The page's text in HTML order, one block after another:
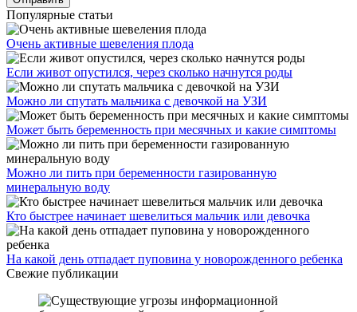
Популярные статьи
Очень активные шевеления плода
Если живот опустился, через сколько начнутся роды
Можно ли спутать мальчика с девочкой на УЗИ
Может быть беременность при месячных и какие симптомы
Можно ли пить при беременности газированную
минеральную воду
Кто быстрее начинает шевелиться мальчик или девочка
На какой день отпадает пуповина у новорожденного ребенка
Свежие публикации